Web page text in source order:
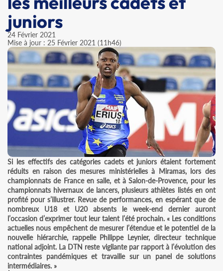
juniors
24 Février 2021
Mise à jour : 25 Février 2021 (11h46)
Si les effectifs des catégories cadets et juniors étaient fortement
réduits en raison des mesures ministérielles à Miramas, lors des
championnats de France en salle, et à Salon-de-Provence, pour les
championnats hivernaux de lancers, plusieurs athlètes listés en ont
profité pour s’illustrer. Revue de performances, en espérant que de
nombreux U18 et U20 absents le week-end dernier auront
l’occasion d’exprimer tout leur talent l’été prochain. « Les conditions
actuelles nous empêchent de mesurer l’étendue et le potentiel de la
nouvelle hiérarchie, rappelle Philippe Leynier, directeur technique
national adjoint. La DTN reste vigilante par rapport à l’évolution des
contraintes pandémiques et travaille sur un panel de solutions
intermédiaires. »